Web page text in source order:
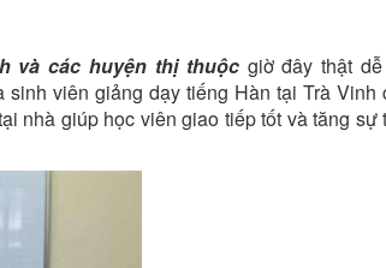
và các huyện thị thuộc giờ đây thật
viên giảng dạy tiếng Hàn tại Trà Vinh
nhà giúp học viên giao tiếp tốt và tăng sự